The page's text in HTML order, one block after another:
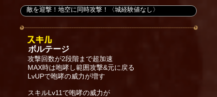
敵を迎撃！地空に同時攻撃！〈城経験値なし〉
ボルテージ
攻撃回数が2段階まで超加速
MAX時は咆哮し範囲攻撃&元に戻る
LvUPで咆哮の威力が増す
スキルLv11で咆哮の威力が